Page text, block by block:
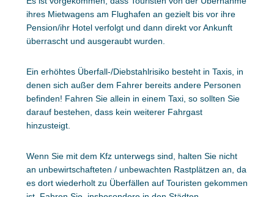
ihres Mietwagens am Flughafen an gezielt bis vor ihre
Pension/ihr Hotel verfolgt und dann direkt vor Ankunft
überrascht und ausgeraubt wurden.
Ein erhöhtes Überfall-/Diebstahlrisiko besteht in Taxis, in
denen sich außer dem Fahrer bereits andere Personen
befinden! Fahren Sie allein in einem Taxi, so sollten Sie
darauf bestehen, dass kein weiterer Fahrgast
hinzusteigt.
Wenn Sie mit dem Kfz unterwegs sind, halten Sie nicht
an unbewirtschafteten / unbewachten Rastplätzen an, da
es dort wiederholt zu Überfällen auf Touristen gekommen